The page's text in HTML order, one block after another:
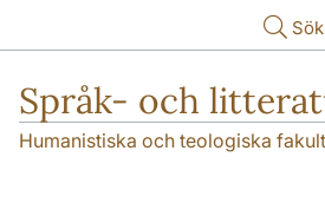
Sök
Språk- och
Humanistiska och teologiska